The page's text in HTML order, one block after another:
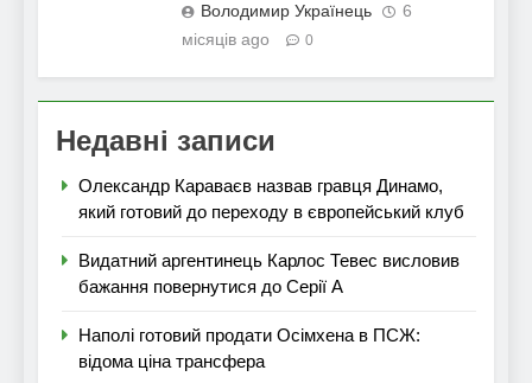
Володимир Українець
6
місяців ago
0
Недавні записи
Олександр Караваєв назвав гравця Динамо,
який готовий до переходу в європейський клуб
Видатний аргентинець Карлос Тевес висловив
бажання повернутися до Серії А
Наполі готовий продати Осімхена в ПСЖ:
відома ціна трансфера